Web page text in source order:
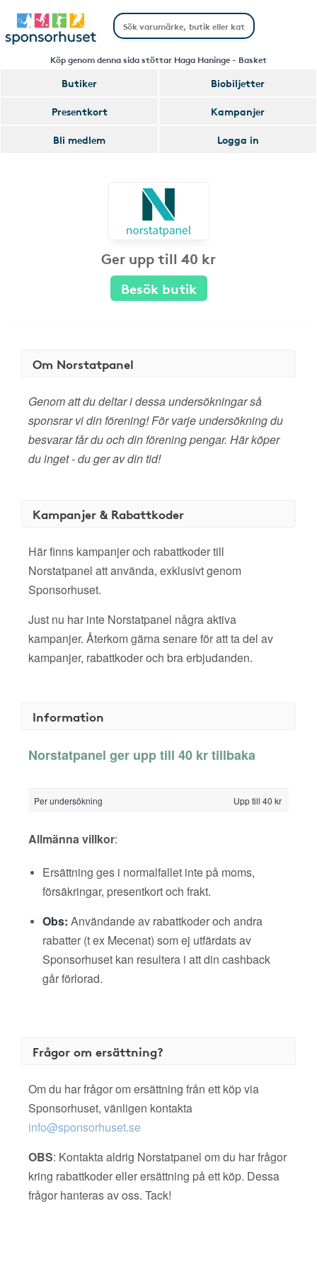
Köp genom denna sida stöttar Haga Haninge - Basket
Butiker
Biobiljetter
Presentkort
Kampanjer
Bli medlem
Logga in
Ger upp till 40 kr
Besök butik
Om Norstatpanel
Genom att du deltar i dessa undersökningar så
sponsrar vi din förening! För varje undersökning du
besvarar får du och din förening pengar. Här köper
du inget - du ger av din tid!
Kampanjer & Rabattkoder
Här finns kampanjer och rabattkoder till
Norstatpanel att använda, exklusivt genom
Sponsorhuset.
Just nu har inte Norstatpanel några aktiva
kampanjer. Återkom gärna senare för att ta del av
kampanjer, rabattkoder och bra erbjudanden.
Information
Norstatpanel ger upp till 40 kr tillbaka
Per undersökning Upp till 40 kr
Allmänna villkor:
Ersättning ges i normalfallet inte på moms,
försäkringar, presentkort och frakt.
Obs: Användande av rabattkoder och andra
rabatter (t ex Mecenat) som ej utfärdats av
Sponsorhuset kan resultera i att din cashback
går förlorad.
Frågor om ersättning?
Om du har frågor om ersättning från ett köp via
Sponsorhuset, vänligen kontakta
info@sponsorhuset.se
OBS: Kontakta aldrig Norstatpanel om du har frågor
kring rabattkoder eller ersättning på ett köp. Dessa
frågor hanteras av oss. Tack!